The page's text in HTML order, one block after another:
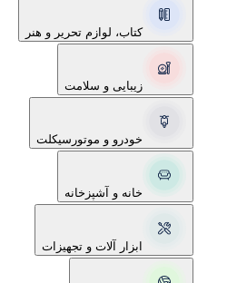
کتاب، لوازم تحریر و هنر
زیبایی و سلامت
خودرو و موتورسیکلت
خانه و آشپزخانه
ابزار آلات و تجهیزات